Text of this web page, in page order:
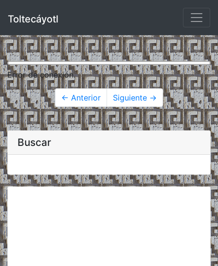
Toltecáyotl
Error de conexión.
← Anterior Siguiente →
Buscar